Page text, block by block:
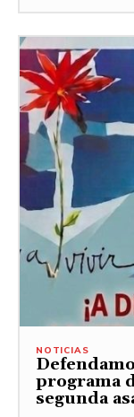
NOTICIAS
programa
segunda